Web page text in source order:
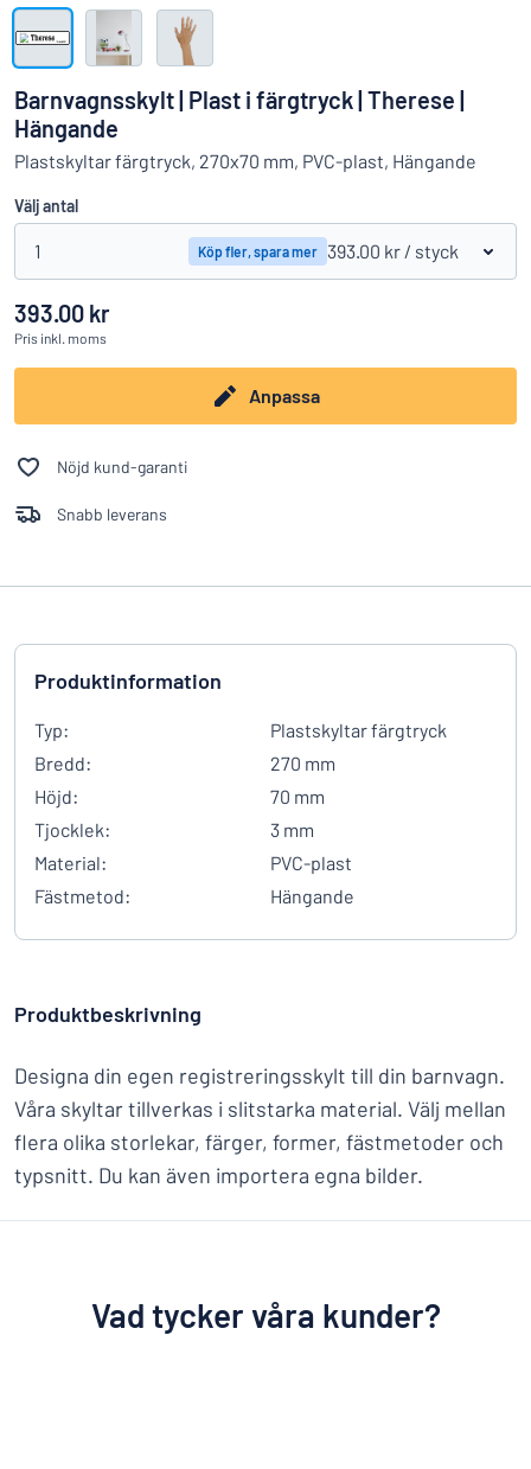
Hittar du inte det du söker?
Visa alla kategorier
Logga
in
Företag
Barnvagnsskylt | Plast i färgtryck | Therese |
Hängande
Plastskyltar färgtryck, 270x70 mm, PVC-plast, Hängande
Välj antal
1 Köp fler, spara mer 393.00 kr / styck
393.00 kr
Pris inkl. moms
Anpassa
Nöjd kund-garanti
Snabb leverans
Produktinformation
Typ:
Plastskyltar färgtryck
Bredd:
270 mm
Höjd:
70 mm
Tjocklek:
3 mm
Material:
PVC-plast
Fästmetod:
Hängande
Produktbeskrivning
Designa din egen registreringsskylt till din barnvagn.
Våra skyltar tillverkas i slitstarka material. Välj mellan
flera olika storlekar, färger, former, fästmetoder och
typsnitt. Du kan även importera egna bilder.
Vad tycker våra kunder?